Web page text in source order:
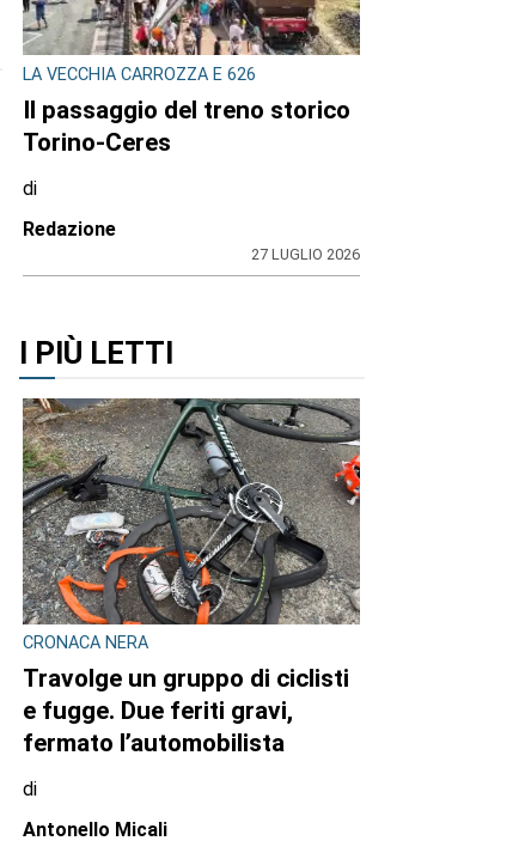
LA VECCHIA CARROZZA E 626
Il passaggio del treno storico
Torino-Ceres
di
Redazione
27 LUGLIO 2026
I PIÙ LETTI
CRONACA NERA
Travolge un gruppo di ciclisti
e fugge. Due feriti gravi,
fermato l’automobilista
di
Antonello Micali